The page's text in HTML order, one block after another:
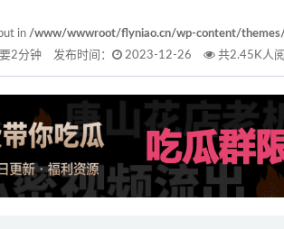
in /www/wwwroot/flyniao.cn/wp-content/themes/
2分钟
发布时间： 2023-12-26 共2.45K人